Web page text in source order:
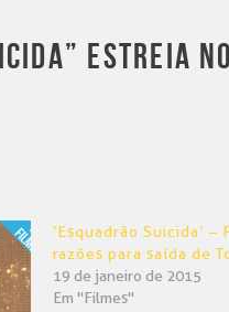
ESTREIA
‘Esquadrão Suicida’ –
razões para saída de
19 de janeiro de 2015
Em "Filmes"